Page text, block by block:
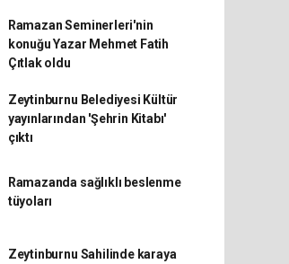
Ramazan Seminerleri'nin
konuğu Yazar Mehmet Fatih
Çıtlak oldu
Zeytinburnu Belediyesi Kültür
yayınlarından 'Şehrin Kitabı'
çıktı
Ramazanda sağlıklı beslenme
tüyoları
Zeytinburnu Sahilinde karaya